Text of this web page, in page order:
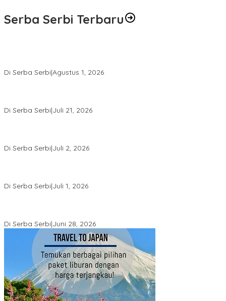
Serba Serbi Terbaru
Di Serba Serbi|Agustus 1, 2026
Di Serba Serbi|Juli 21, 2026
Di Serba Serbi|Juli 2, 2026
Di Serba Serbi|Juli 1, 2026
Di Serba Serbi|Juni 28, 2026